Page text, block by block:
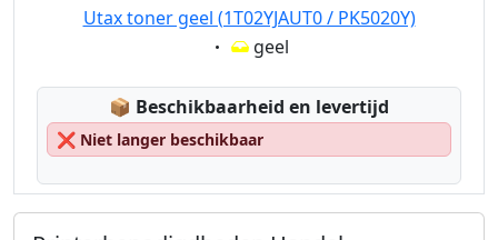
Utax toner geel (1T02YJAUT0 / PK5020Y)
Eigenschaft:
geel
📦 Lagerstatus:
Beschikbaarheid en levertijd
❌ Niet langer beschikbaar